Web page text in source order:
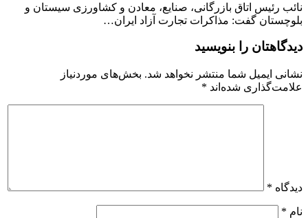
نائب رئیس اتاق بازرگانی، صنایع، معادن و کشاورزی سیستان و
بلوچستان گفت: مذاکرات تجارت آزاد ایران…
دیدگاهتان را بنویسید
نشانی ایمیل شما منتشر نخواهد شد. بخش‌های موردنیاز
علامت‌گذاری شده‌اند *
دیدگاه *
نام *